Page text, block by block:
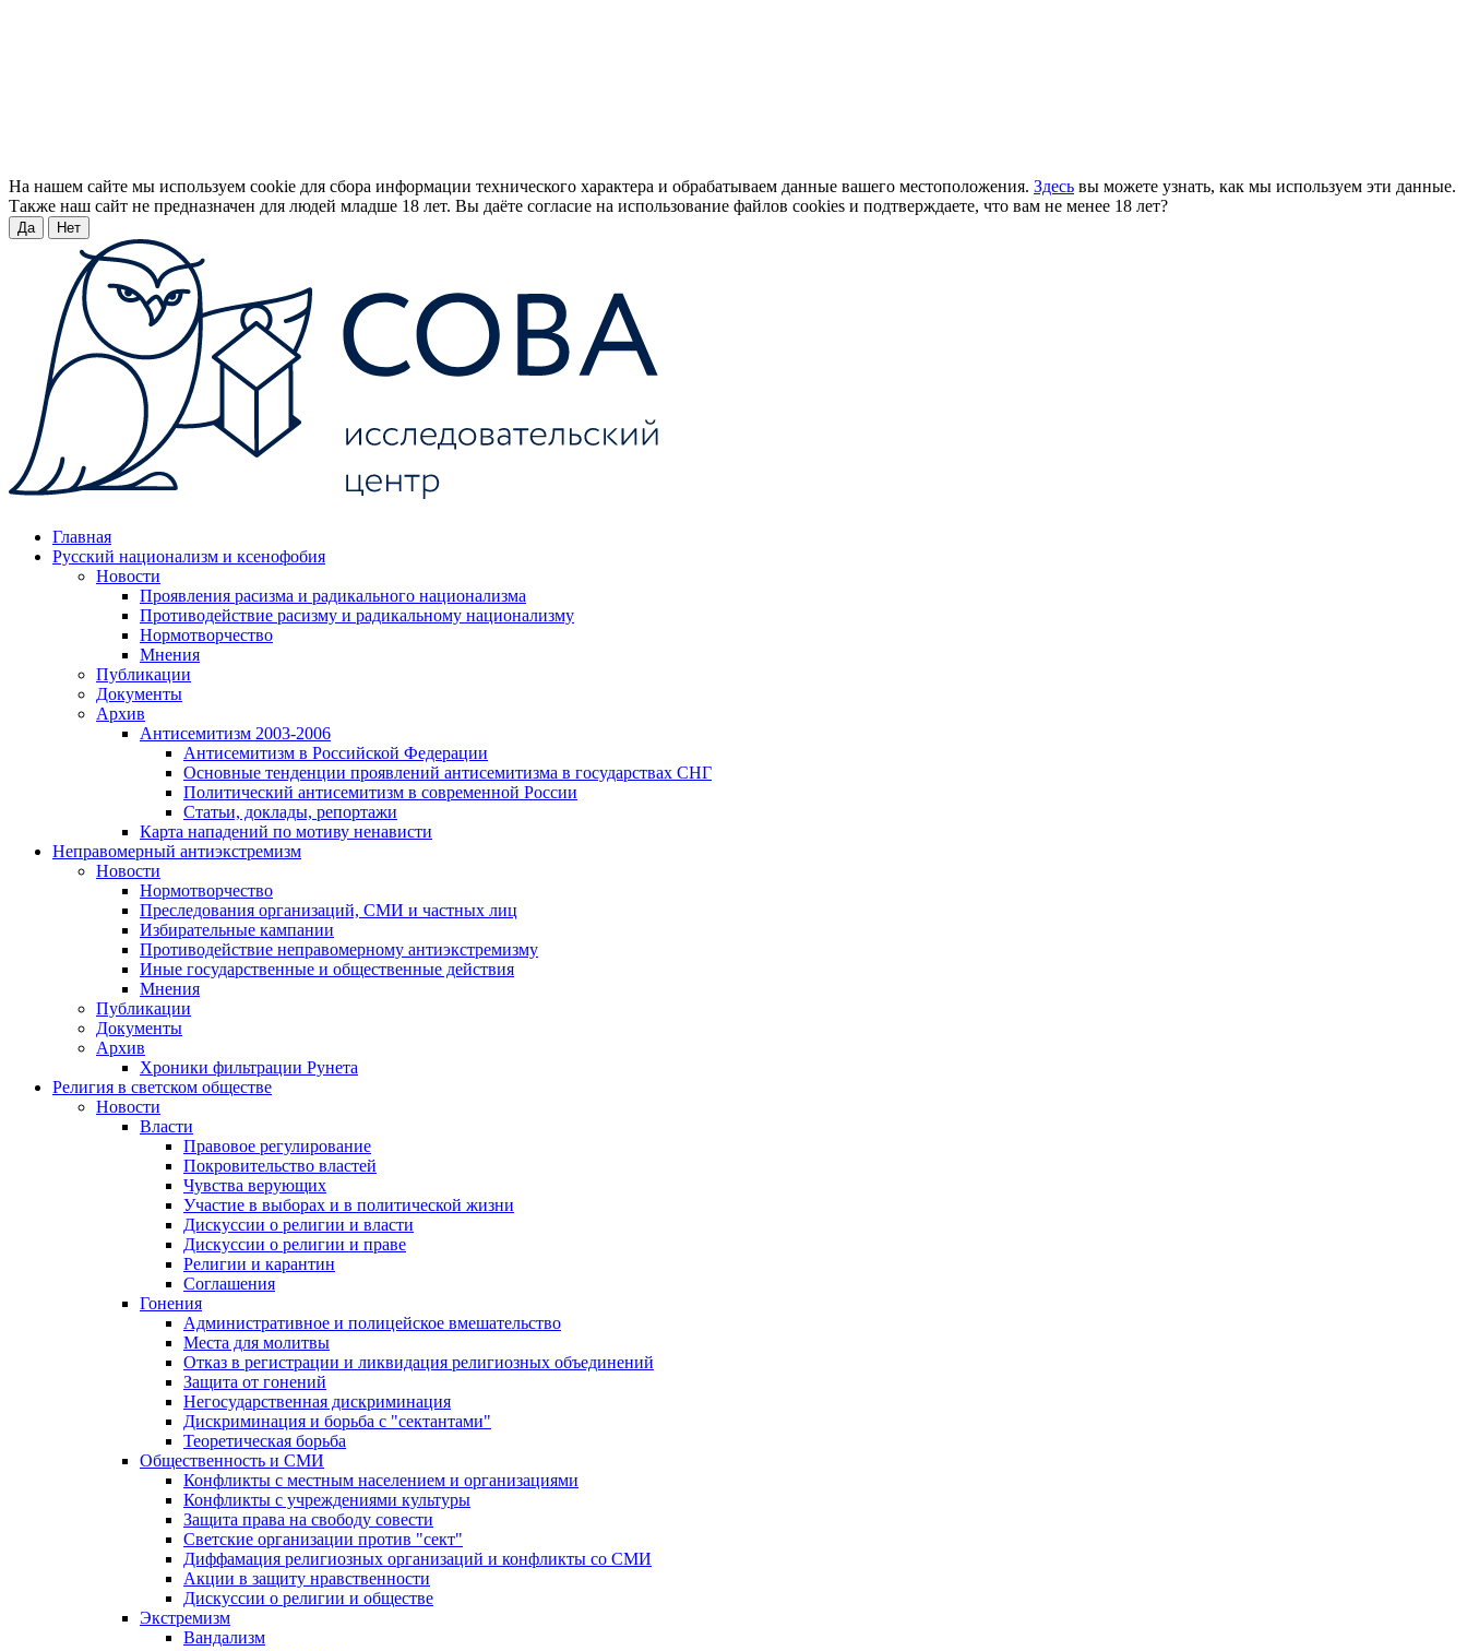
На нашем сайте мы используем cookie для сбора информации технического характера и обрабатываем данные вашего местоположения. Здесь вы можете узнать, как мы используем эти данные.
Также наш сайт не предназначен для людей младше 18 лет. Вы даёте согласие на использование файлов cookies и подтверждаете, что вам не менее 18 лет?
Да Нет
Главная
Русский национализм и ксенофобия
Новости
Проявления расизма и радикального национализма
Противодействие расизму и радикальному национализму
Нормотворчество
Мнения
Публикации
Документы
Архив
Антисемитизм 2003-2006
Антисемитизм в Российской Федерации
Основные тенденции проявлений антисемитизма в государствах СНГ
Политический антисемитизм в современной России
Статьи, доклады, репортажи
Карта нападений по мотиву ненависти
Неправомерный антиэкстремизм
Новости
Нормотворчество
Преследования организаций, СМИ и частных лиц
Избирательные кампании
Противодействие неправомерному антиэкстремизму
Иные государственные и общественные действия
Мнения
Публикации
Документы
Архив
Хроники фильтрации Рунета
Религия в светском обществе
Новости
Власти
Правовое регулирование
Покровительство властей
Чувства верующих
Участие в выборах и в политической жизни
Дискуссии о религии и власти
Дискуссии о религии и праве
Религии и карантин
Соглашения
Гонения
Административное и полицейское вмешательство
Места для молитвы
Отказ в регистрации и ликвидация религиозных объединений
Защита от гонений
Негосударственная дискриминация
Дискриминация и борьба с "сектантами"
Теоретическая борьба
Общественность и СМИ
Конфликты с местным населением и организациями
Конфликты с учреждениями культуры
Защита права на свободу совести
Светские организации против "сект"
Диффамация религиозных организаций и конфликты со СМИ
Акции в защиту нравственности
Дискуссии о религии и обществе
Экстремизм
Вандализм